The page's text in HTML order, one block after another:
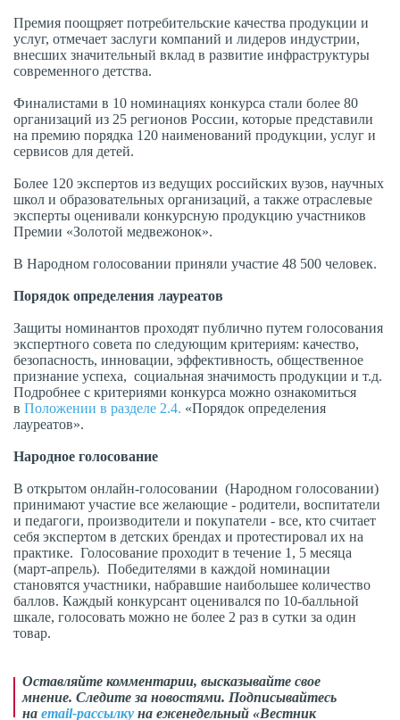
Премия поощряет потребительские качества продукции и
услуг, отмечает заслуги компаний и лидеров индустрии,
внесших значительный вклад в развитие инфраструктуры
современного детства.
Финалистами в 10 номинациях конкурса стали более 80
организаций из 25 регионов России, которые представили
на премию порядка 120 наименований продукции, услуг и
сервисов для детей.
Более 120 экспертов из ведущих российских вузов, научных
школ и образовательных организаций, а также отраслевые
эксперты оценивали конкурсную продукцию участников
Премии «Золотой медвежонок».
В Народном голосовании приняли участие 48 500 человек.
Порядок определения лауреатов
Защиты номинантов проходят публично путем голосования
экспертного совета по следующим критериям: качество,
безопасность, инновации, эффективность, общественное
признание успеха, социальная значимость продукции и т.д.
Подробнее с критериями конкурса можно ознакомиться
в Положении в разделе 2.4. «Порядок определения
лауреатов».
Народное голосование
В открытом онлайн-голосовании (Народном голосовании)
принимают участие все желающие - родители, воспитатели
и педагоги, производители и покупатели - все, кто считает
себя экспертом в детских брендах и протестировал их на
практике. Голосование проходит в течение 1, 5 месяца
(март-апрель). Победителями в каждой номинации
становятся участники, набравшие наибольшее количество
баллов. Каждый конкурсант оценивался по 10-балльной
шкале, голосовать можно не более 2 раз в сутки за один
товар.
Оставляйте комментарии, высказывайте свое
мнение. Следите за новостями. Подписывайтесь
на email-рассылку на еженедельный «Вестник